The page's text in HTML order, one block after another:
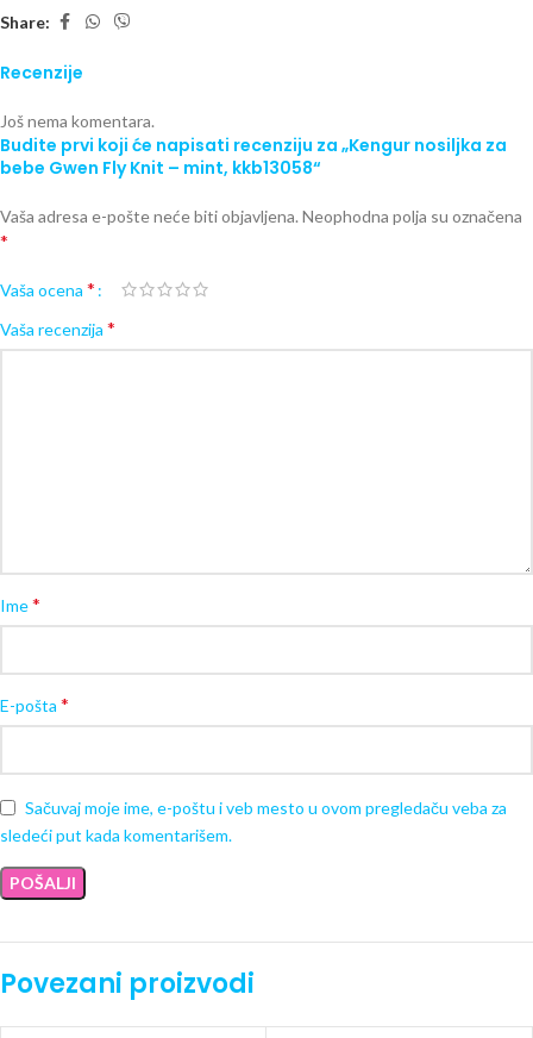
Share:
Recenzije
Još nema komentara.
Budite prvi koji će napisati recenziju za „Kengur nosiljka za
bebe Gwen Fly Knit – mint, kkb13058“
Vaša adresa e-pošte neće biti objavljena. Neophodna polja su označena
*
Vaša ocena *
Vaša recenzija *
Ime*
E-pošta *
Sačuvaj moje ime, e-poštu i veb mesto u ovom pregledaču veba za
sledeći put kada komentarišem.
Povezani proizvodi